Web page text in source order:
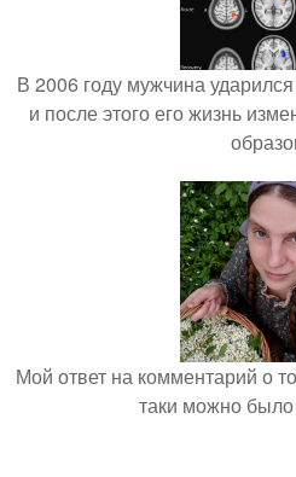
В 2006 году мужчина
и после этого его жизнь
Мой ответ на комментарий о
таки можно